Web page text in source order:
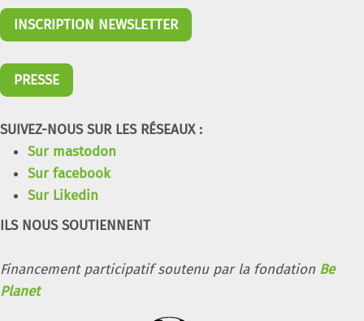
INSCRIPTION NEWSLETTER
PRESSE
SUIVEZ-NOUS SUR LES RÉSEAUX :
Sur mastodon
Sur facebook
Sur Likedin
ILS NOUS SOUTIENNENT
Financement participatif soutenu par la fondation Be
Planet